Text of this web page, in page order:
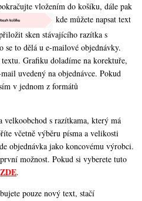
vložením do košíku, dále pak
kde můžete napsat text
sken stávajícího razítka s
se to dělá u e-mailové objednávky.
Grafiku doladíme na korektuře,
uvedený na objednávce. Pokud
v jednom z formátů
velkoobchod s razítkama, který má
včetně výběru písma a velikosti
objednávka jako koncovému výrobci.
možnost. Pokud si vyberete tuto
ZDE.
pouze nový text, stačí